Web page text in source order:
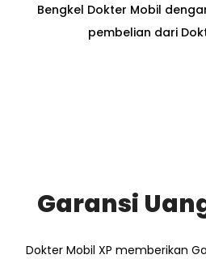
Bengkel Dokter Mobil
pembelian dari
Garansi
Dokter Mobil XP memberikan